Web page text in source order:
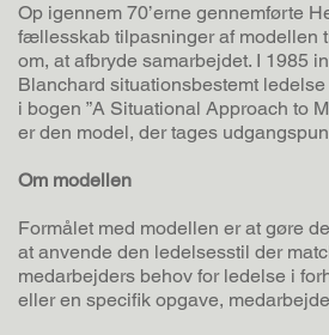
Op igennem 70’erne gennemførte
fællesskab tilpasninger af modellen
om, at afbryde samarbejdet. I 1985
Blanchard situationsbestemt
i bogen ”A Situational Approach to
er den model, der tages
Om modellen
Formålet med modellen er at gøre
at anvende den ledelsesstil der
medarbejders behov for ledelse i
eller en specifik opgave,